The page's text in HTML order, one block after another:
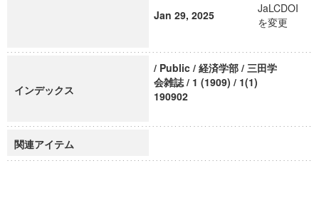
Jan 29, 2025
JaLCDOI
を変更
インデックス
/ Public / 経済学部 / 三田学
会雑誌 / 1 (1909) / 1(1)
190902
関連アイテム